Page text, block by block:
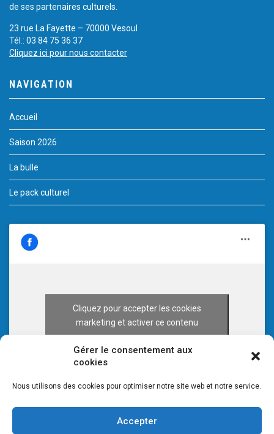
Gérer le consentement aux
cookies
Nous utilisons des cookies pour optimiser notre site web et notre service.
Accepter
de ses partenaires culturels.
23 rue La Fayette – 70000 Vesoul
Tél.: 03 84 75 36 37
Cliquez ici pour nous contacter
NAVIGATION
Accueil
Saison 2026
La bulle
Le pack culturel
Cliquez pour accepter les cookies
marketing et activer ce contenu